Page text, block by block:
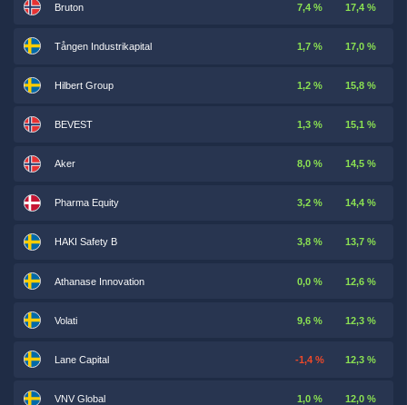
Bruton 7,4 % 17,4 %
Tången Industrikapital 1,7 % 17,0 %
Hilbert Group 1,2 % 15,8 %
BEVEST 1,3 % 15,1 %
Aker 8,0 % 14,5 %
Pharma Equity 3,2 % 14,4 %
HAKI Safety B 3,8 % 13,7 %
Athanase Innovation 0,0 % 12,6 %
Volati 9,6 % 12,3 %
Lane Capital -1,4 % 12,3 %
VNV Global 1,0 % 12,0 %